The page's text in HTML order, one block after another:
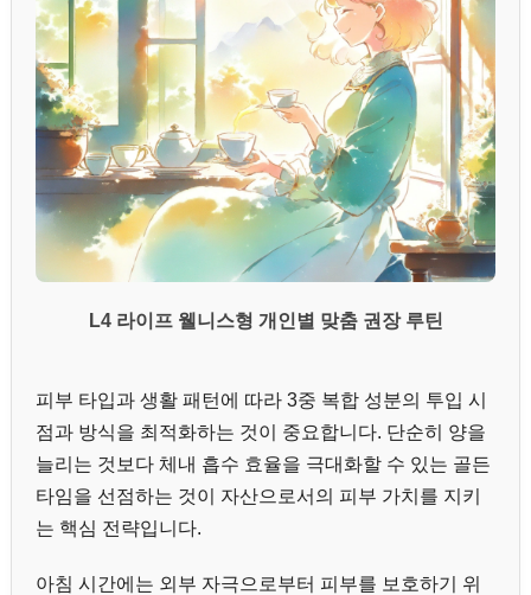
L4 라이프 웰니스형 개인별 맞춤 권장 루틴
피부 타입과 생활 패턴에 따라 3중 복합 성분의 투입 시
점과 방식을 최적화하는 것이 중요합니다. 단순히 양을
늘리는 것보다 체내 흡수 효율을 극대화할 수 있는 골든
타임을 선점하는 것이 자산으로서의 피부 가치를 지키
는 핵심 전략입니다.
아침 시간에는 외부 자극으로부터 피부를 보호하기 위